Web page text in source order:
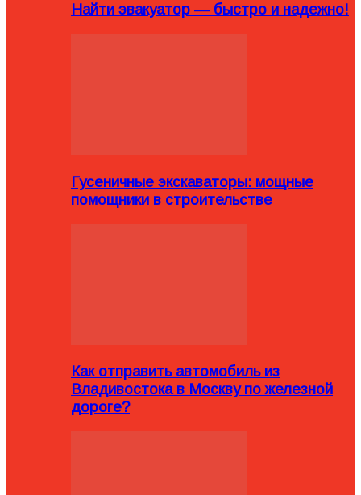
Найти эвакуатор — быстро и надежно!
Гусеничные экскаваторы: мощные
помощники в строительстве
Как отправить автомобиль из
Владивостока в Москву по железной
дороге?